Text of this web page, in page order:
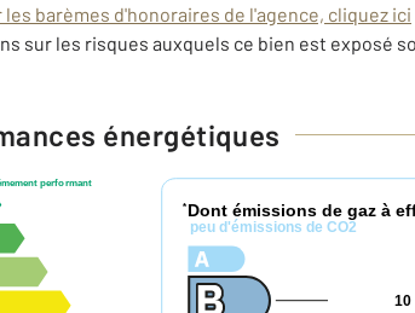
barèmes d'honoraires de l'agence, cliquez ici
sur les risques auxquels ce bien est exposé
énergétiques
performant
* Dont émissions de gaz à
peu d'émissions de CO2
10